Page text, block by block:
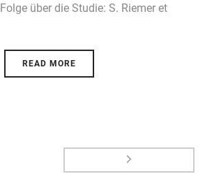
über die Studie: S. Riemer et
READ MORE